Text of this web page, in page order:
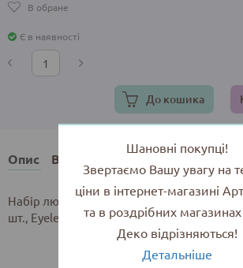
В обране
Є в наявності
До кошика
Опис Відгуки
Набір люверсів металевих "Tiny Flower
шт., Eyeletoutle
Шановні покупці!
Звертаємо Вашу увагу на
ціни в інтернет-магазині
та в роздрібних
Деко відрізняються!
Детальніше